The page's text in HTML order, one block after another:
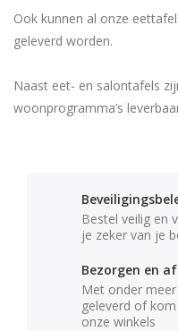
Ook kunnen al onze
geleverd worden.
Naast eet- en salontafels
woonprogramma’s
Bestel veilig en
je zeker van je
Bezorgen en
Met onder
geleverd of
onze winkels